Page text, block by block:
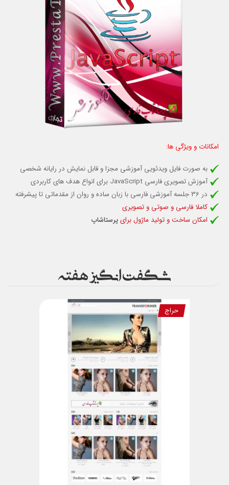
امکانات و ویژگی ها:
به صورت فایل ویدئویی آموزشی مجزا و قابل نمایش در رایانه شخصی
آموزش تصویری فارسی JavaScript برای انواع هدف های کاربردی
در 36 جلسه آموزشی فارسی با زبان ساده و روان از مقدماتی تا پیشرفته
کاملا فارسی و صوتی و تصویری
امکان ساخت و تولید ماژول برایپرستاشاپ
شگفت انگیز هفته
حراج